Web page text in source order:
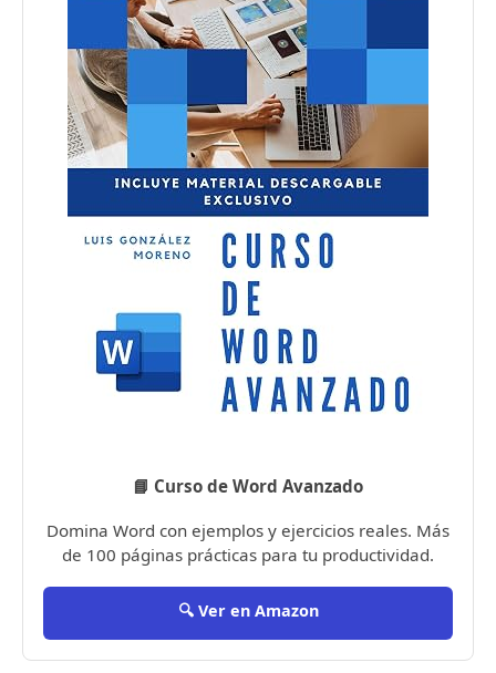
📘 Curso de Word Avanzado
Domina Word con ejemplos y ejercicios reales. Más
de 100 páginas prácticas para tu productividad.
🔍 Ver en Amazon